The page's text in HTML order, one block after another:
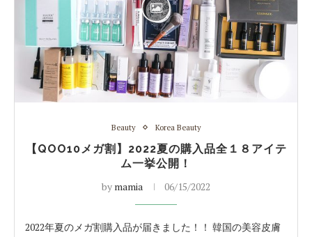
Beauty Korea Beauty
【QOO10メガ割】2022夏の購入品全１８アイテ
ム一挙公開！
by mamia 06/15/2022
2022年夏のメガ割購入品が届きました！！ 韓国の美容皮膚